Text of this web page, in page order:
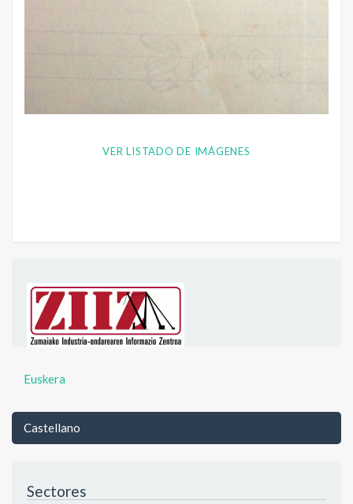
VER LISTADO DE IMÁGENES
Euskera
Castellano
Sectores